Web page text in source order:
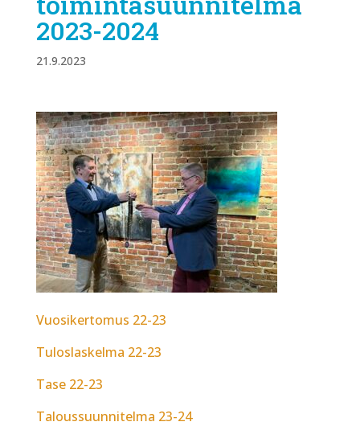
2023-2024
21.9.2023
Vuosikertomus 22-23
Tuloslaskelma 22-23
Tase 22-23
Taloussuunnitelma 23-24